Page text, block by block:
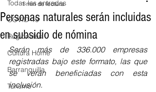
Todas las entradas
COVID-19
Regionales
Cultura Home
Barranquilla
Turismo
Personas naturales serán incluidas
en subsidio de nómina
1 min de lectura
Serán más de 336.000 empresas
registradas bajo este formato, las que
se verán beneficiadas con esta
inclusión.